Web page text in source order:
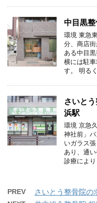
中目黒
環境 東急
分、商店
ある中目
横には駐
す。 明る
さいと
浜駅
環境 京急
神社前」
いガラス
あり、通
診療により
PREV さいとう整骨院の